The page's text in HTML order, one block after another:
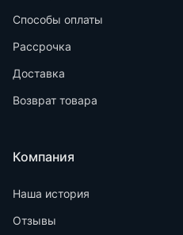
Способы оплаты
Рассрочка
Доставка
Возврат товара
Компания
Наша история
Отзывы